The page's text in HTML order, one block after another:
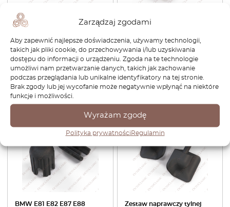
Zarządzaj zgodami
Aby zapewnić najlepsze doświadczenia, używamy technologii,
takich jak pliki cookie, do przechowywania i/lub uzyskiwania
dostępu do informacji o urządzeniu. Zgoda na te technologie
umożliwi nam przetwarzanie danych, takich jak zachowanie
podczas przeglądania lub unikalne identyfikatory na tej stronie.
Brak zgody lub jej wycofanie może negatywnie wpłynąć na niektóre
funkcje i możliwości.
Wyrażam zgodę
Polityka prywatnościRegulamin
BMW E81 E87 Osłona haka
zderzaka gruntowana
51127166598
115,92zł 81,14zł
Zobacz produkt
Osłona telefonu
Mini Mikrofon Wszystkie
kolory 84316938762
165,60zł 140,76zł
Zobacz produkt
BMW E81 E82 E87 E88
Zestaw naprawczy tylnej